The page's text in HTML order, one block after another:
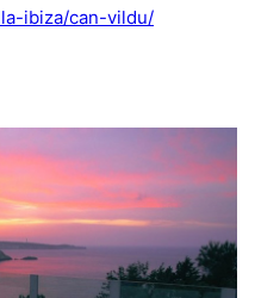
ibiza/can-vildu/